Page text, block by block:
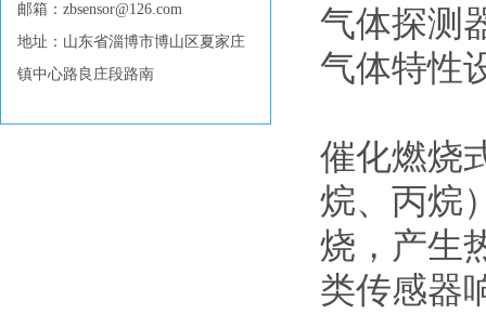
邮箱：zbsensor@126.com
地址：山东省淄博市博山区夏家庄
镇中心路良庄段路南
气体探测
气体特性
催化燃烧
烷、丙烷
烧，产生
类传感器